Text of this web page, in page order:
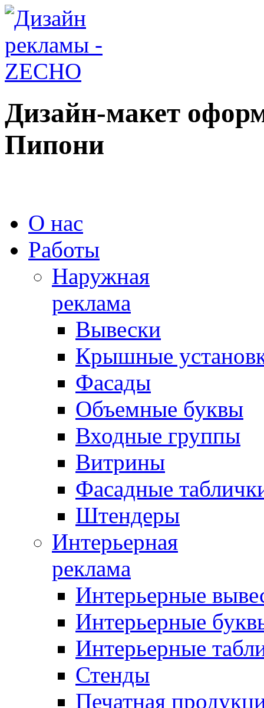
Дизайн-макет
Пипони
О нас
Работы
Наружная
реклама
Вывески
Крышные
Фасады
Объемные буквы
Входные группы
Витрины
Фасадные
Штендеры
Интерьерная
реклама
Интерьерные
Интерьерные
Интерьерные
Стенды
Печатная